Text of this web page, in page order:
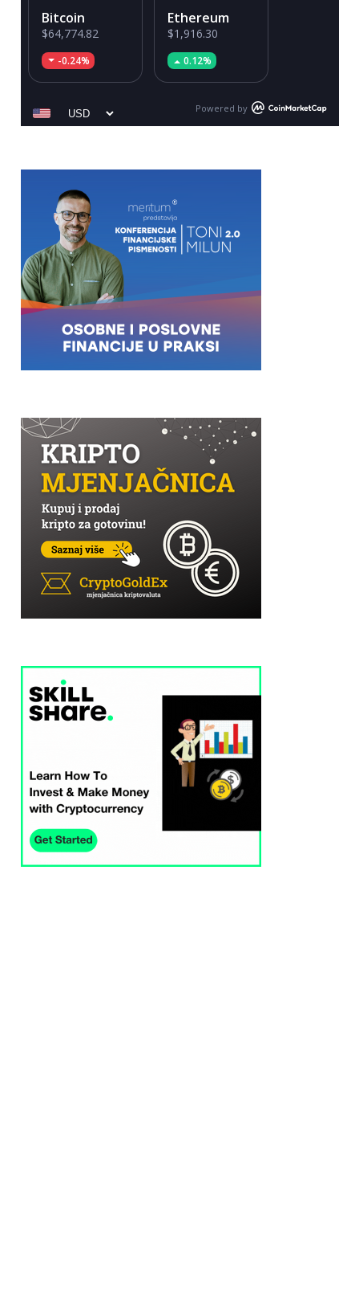
Bitcoin
$64,774.82
-0.24%
Ethereum
$1,916.30
0.12%
Powered by